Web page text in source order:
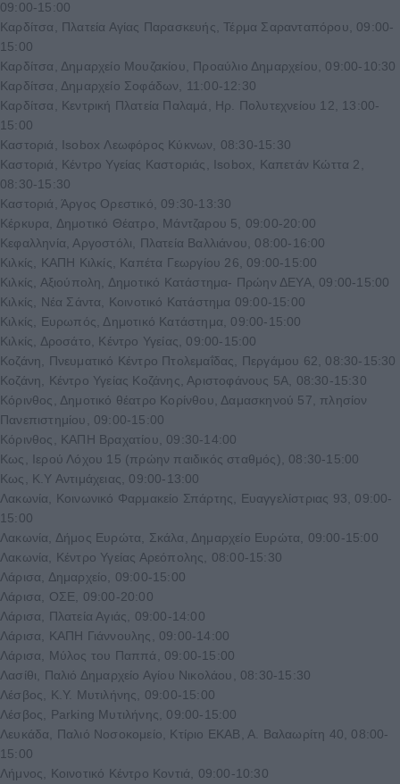
09:00-15:00
Καρδίτσα, Πλατεία Αγίας Παρασκευής, Τέρμα Σαρανταπόρου, 09:00-
15:00
Καρδίτσα, Δημαρχείο Μουζακίου, Προαύλιο Δημαρχείου, 09:00-10:30
Καρδίτσα, Δημαρχείο Σοφάδων, 11:00-12:30
Καρδίτσα, Κεντρική Πλατεία Παλαμά, Ηρ. Πολυτεχνείου 12, 13:00-
15:00
Καστοριά, Isobox Λεωφόρος Κύκνων, 08:30-15:30
Καστοριά, Κέντρο Υγείας Καστοριάς, Isobox, Καπετάν Κώττα 2,
08:30-15:30
Καστοριά, Άργος Ορεστικό, 09:30-13:30
Κέρκυρα, Δημοτικό Θέατρο, Μάντζαρου 5, 09:00-20:00
Κεφαλληνία, Αργοστόλι, Πλατεία Βαλλιάνου, 08:00-16:00
Κιλκίς, ΚΑΠΗ Κιλκίς, Καπέτα Γεωργίου 26, 09:00-15:00
Κιλκίς, Αξιούπολη, Δημοτικό Κατάστημα- Πρώην ΔΕΥΑ, 09:00-15:00
Κιλκίς, Νέα Σάντα, Κοινοτικό Κατάστημα 09:00-15:00
Κιλκίς, Ευρωπός, Δημοτικό Κατάστημα, 09:00-15:00
Κιλκίς, Δροσάτο, Κέντρο Υγείας, 09:00-15:00
Κοζάνη, Πνευματικό Κέντρο Πτολεμαΐδας, Περγάμου 62, 08:30-15:30
Κοζάνη, Κέντρο Υγείας Κοζάνης, Αριστοφάνους 5Α, 08:30-15:30
Κόρινθος, Δημοτικό θέατρο Κορίνθου, Δαμασκηνού 57, πλησίον
Πανεπιστημίου, 09:00-15:00
Κόρινθος, ΚΑΠΗ Βραχατίου, 09:30-14:00
Κως, Ιερού Λόχου 15 (πρώην παιδικός σταθμός), 08:30-15:00
Κως, Κ.Υ Αντιμάχειας, 09:00-13:00
Λακωνία, Κοινωνικό Φαρμακείο Σπάρτης, Ευαγγελίστριας 93, 09:00-
15:00
Λακωνία, Δήμος Ευρώτα, Σκάλα, Δημαρχείο Ευρώτα, 09:00-15:00
Λακωνία, Κέντρο Υγείας Αρεόπολης, 08:00-15:30
Λάρισα, Δημαρχείο, 09:00-15:00
Λάρισα, ΟΣΕ, 09:00-20:00
Λάρισα, Πλατεία Αγιάς, 09:00-14:00
Λάρισα, ΚΑΠΗ Γιάννουλης, 09:00-14:00
Λάρισα, Μύλος του Παππά, 09:00-15:00
Λασίθι, Παλιό Δημαρχείο Αγίου Νικολάου, 08:30-15:30
Λέσβος, Κ.Υ. Μυτιλήνης, 09:00-15:00
Λέσβος, Parking Μυτιλήνης, 09:00-15:00
Λευκάδα, Παλιό Νοσοκομείο, Κτίριο ΕΚΑΒ, Α. Βαλαωρίτη 40, 08:00-
15:00
Λήμνος, Κοινοτικό Κέντρο Κοντιά, 09:00-10:30